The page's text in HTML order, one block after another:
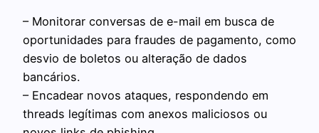
– Monitorar conversas de e-mail em busca de
oportunidades para fraudes de pagamento, como
desvio de boletos ou alteração de dados
bancários.
– Encadear novos ataques, respondendo em
threads legítimas com anexos maliciosos ou